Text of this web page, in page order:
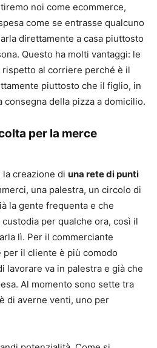
noi come ecommerce,
come se entrasse qualcuno
direttamente a casa piuttosto
Questo ha molti vantaggi: le
al corriere perché è il
piuttosto che il figlio, in
consegna della pizza a domicilio.
per la merce
creazione di una rete di punti
una palestra, un circolo di
la gente frequenta e che
per qualche ora, così il
lì. Per il commerciante
per il cliente è più comodo
lavorare va in palestra e già che
Al momento sono sette tra
di averne venti, uno per